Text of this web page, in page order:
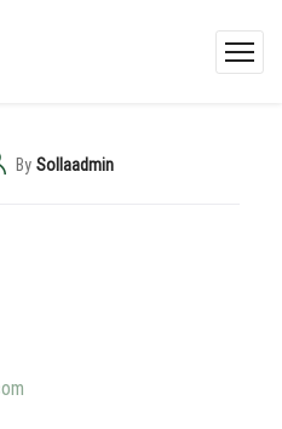
By Sollaadmin